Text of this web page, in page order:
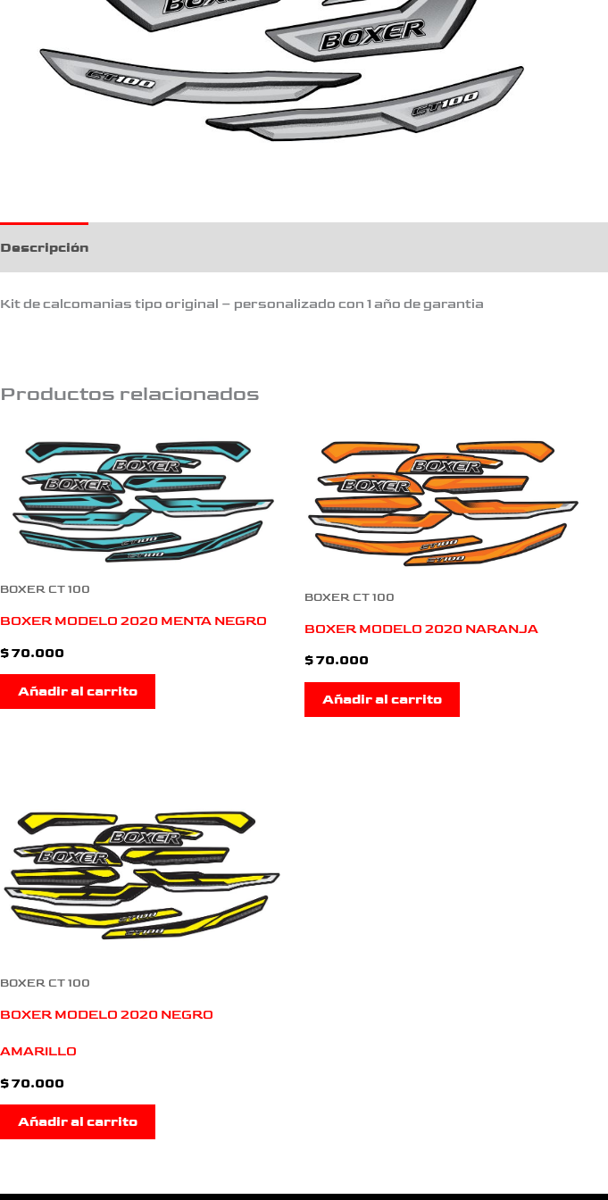
Descripción
Kit de calcomanias tipo original – personalizado con 1 año de garantia
Productos relacionados
BOXER CT 100
BOXER MODELO 2020 MENTA NEGRO
$70.000
Añadir al carrito
BOXER CT 100
BOXER MODELO 2020 NARANJA
$70.000
Añadir al carrito
BOXER CT 100
BOXER MODELO 2020 NEGRO
AMARILLO
$70.000
Añadir al carrito